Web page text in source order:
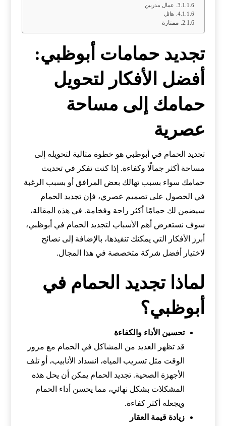
عمال مدربين
هائل
ممتازة
تجديد حمامات أبوظبي:
أفضل الأفكار لتحويل
حمامك إلى مساحة
عصرية
تجديد الحمام في أبوظبي هو خطوة مثالية لتحويله إلى
مساحة أكثر جمالًا وكفاءة. إذا كنت تفكر في تحديث
حمامك سواء بسبب تهالك بعض المرافق أو بسبب الرغبة
في الحصول على تصميم عصري، فإن تجديد الحمام
سيضمن لك حمامًا أكثر راحة وفخامة. في هذه المقالة،
سوف نستعرض أهم الأسباب لتجديد الحمام في أبوظبي،
أبرز الأفكار التي يمكنك تنفيذها، بالإضافة إلى نصائح
لاختيار أفضل شركة متخصصة في هذا المجال.
لماذا تجديد الحمام في
أبوظبي؟
تحسين الأداء والكفاءة
قد تظهر العديد من المشاكل في الحمام مع مرور
الوقت مثل تسريب المياه، انسداد الأنابيب، أو تلف
الأجهزة الصحية. تجديد الحمام يمكن أن يحل هذه
المشكلات بشكل نهائي، مما يحسن أداء الحمام
ويجعله أكثر كفاءة.
زيادة قيمة العقار